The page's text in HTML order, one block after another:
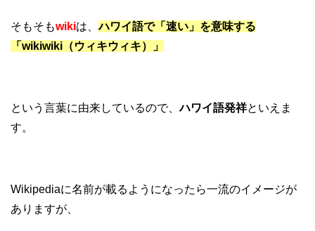
そもそもwikiは、ハワイ語で「速い」を意味する
「wikiwiki（ウィキウィキ）」
という言葉に由来しているので、ハワイ語発祥といえま
す。
Wikipediaに名前が載るようになったら一流のイメージが
ありますが、